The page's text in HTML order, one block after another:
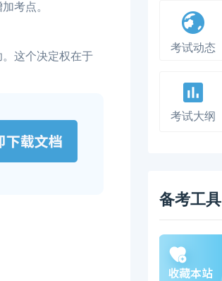
考点。
这个决定权在于
考试动态
考试大纲
备考工具